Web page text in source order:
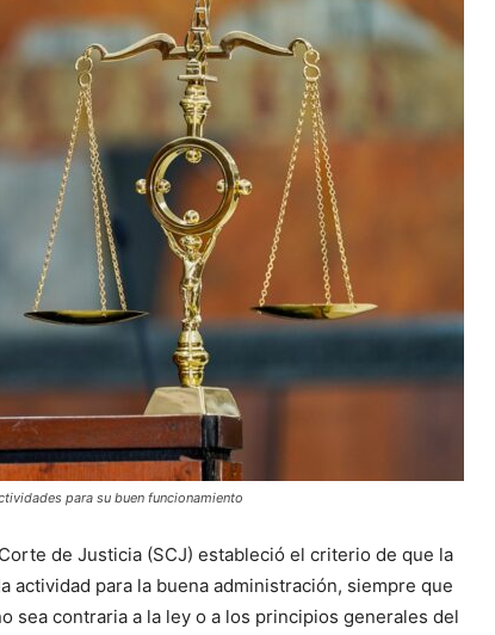
para su buen funcionamiento
de Justicia (SCJ) estableció el criterio de que la
actividad para la buena administración, siempre que
sea contraria a la ley o a los principios generales del